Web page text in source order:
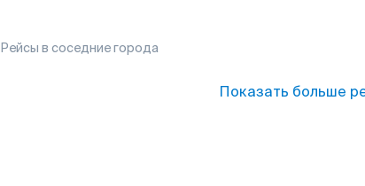
Рейсы в соседние города
Показать больше